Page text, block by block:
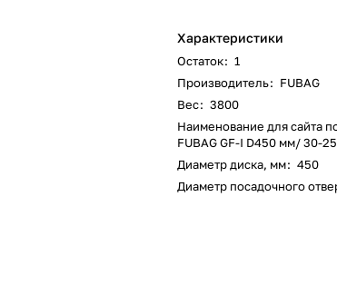
Характеристики
Остаток: 1
Производитель: FUBAG
Вес: 3800
Наименование для сайта
FUBAG GF-I D450 мм/ 30-
Диаметр диска, мм: 450
Диаметр посадочного